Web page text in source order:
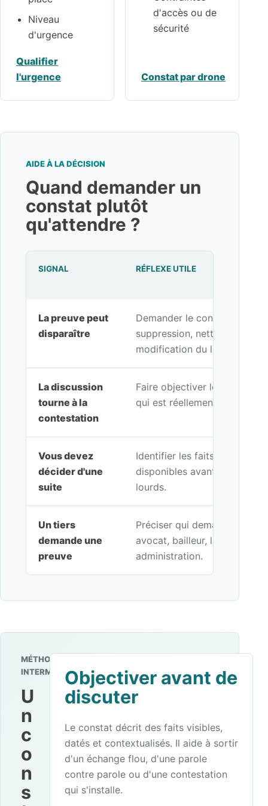
Niveau
d'urgence
Qualifier
l'urgence
d'accès ou de
sécurité
Constat par drone
AIDE À LA DÉCISION
Quand demander un
constat plutôt
qu'attendre ?
SIGNAL RÉFLEXE UTILE
La preuve peut
disparaître
Demander le constat avant
suppression, nettoyage,
modification du lieu.
La discussion
tourne à la
contestation
Faire objectiver les faits
qui est réellement
Vous devez
décider d'une
suite
Identifier les faits à
disponibles avant d'engager
lourds.
Un tiers
demande une
preuve
Préciser qui demande la
avocat, bailleur, locataire,
administration.
MÉTHODE
INTERMEDIANCE
U
n
c
o
n
s
Objectiver avant de
discuter
Le constat décrit des faits visibles,
datés et contextualisés. Il aide à sortir
d'un échange flou, d'une parole
contre parole ou d'une contestation
qui s'installe.